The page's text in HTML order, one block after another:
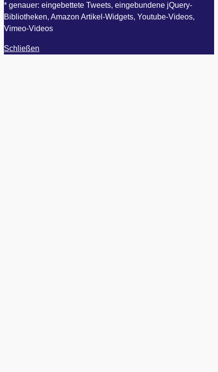
* genauer: eingebettete Tweets, eingebundene jQuery-
Bibliotheken, Amazon Artikel-Widgets, Youtube-Videos,
Vimeo-Videos
Schließen